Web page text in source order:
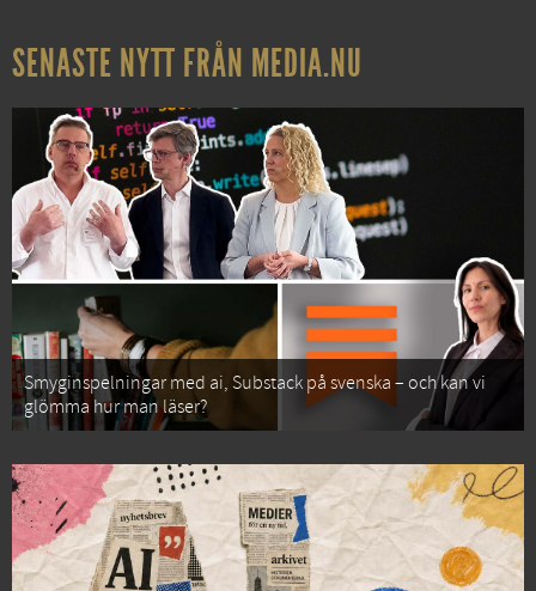
SENASTE NYTT FRÅN MEDIA.NU
Smyginspelningar med ai, Substack på svenska – och kan vi
glömma hur man läser?